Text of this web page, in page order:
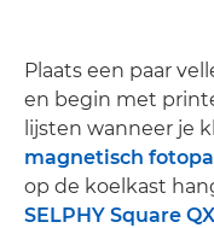
Plaats een paar
en begin met
lijsten wanneer je
magnetisch
op de koelkast
SELPHY Square